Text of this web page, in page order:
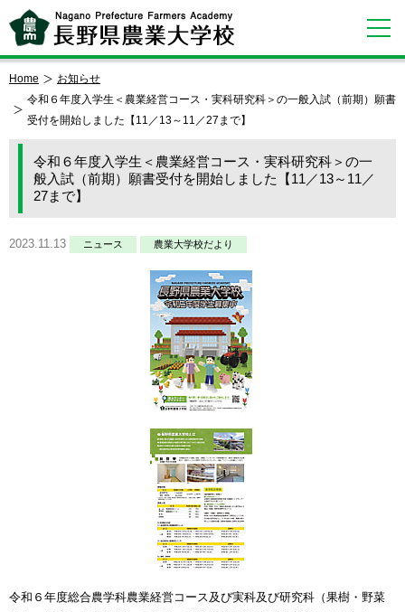
Home
お知らせ
令和６年度入学生＜農業経営コース・実科研究科＞の一般入試（前期）願書
受付を開始しました【11／13～11／27まで】
令和６年度入学生＜農業経営コース・実科研究科＞の一
般入試（前期）願書受付を開始しました【11／13～11／
27まで】
2023.11.13 ニュース 農業大学校だより
令和６年度総合農学科農業経営コース及び実科及び研究科（果樹・野菜